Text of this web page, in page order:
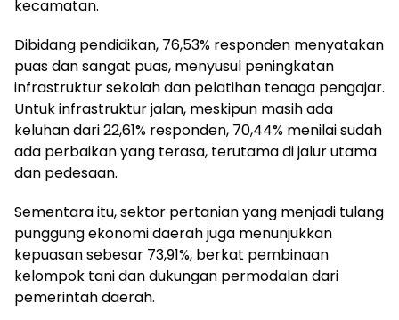
kecamatan.
Dibidang pendidikan, 76,53% responden menyatakan
puas dan sangat puas, menyusul peningkatan
infrastruktur sekolah dan pelatihan tenaga pengajar.
Untuk infrastruktur jalan, meskipun masih ada
keluhan dari 22,61% responden, 70,44% menilai sudah
ada perbaikan yang terasa, terutama di jalur utama
dan pedesaan.
Sementara itu, sektor pertanian yang menjadi tulang
punggung ekonomi daerah juga menunjukkan
kepuasan sebesar 73,91%, berkat pembinaan
kelompok tani dan dukungan permodalan dari
pemerintah daerah.